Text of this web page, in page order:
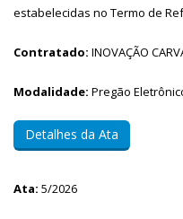
estabelecidas no Termo de
Contratado: INOVAÇÃO
Modalidade: Pregão
Detalhes da Ata
Ata: 5/2026